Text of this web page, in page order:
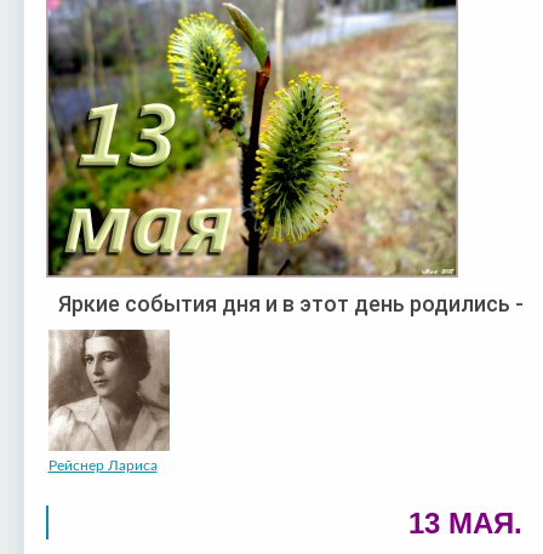
Яркие события дня и в этот день родились -
Рейснер Лариса
13 МАЯ.